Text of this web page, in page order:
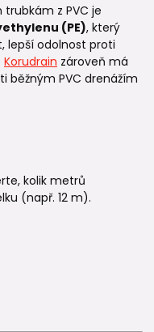
z PVC je
(PE), který
lepší odolnost proti
Korudrain zároveň má
běžným PVC drenážím
kolik metrů
(např. 12 m).